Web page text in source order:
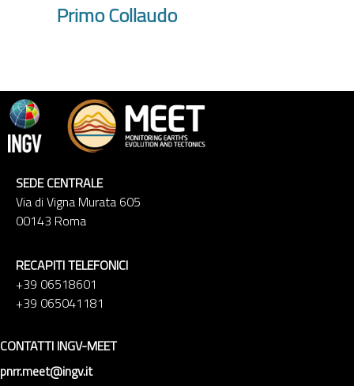
Primo Collaudo
SEDE CENTRALE
Via di Vigna Murata 605
00143 Roma
RECAPITI TELEFONICI
+39 06518601
+39 065041181
CONTATTI INGV-MEET
pnrr.meet@ingv.it